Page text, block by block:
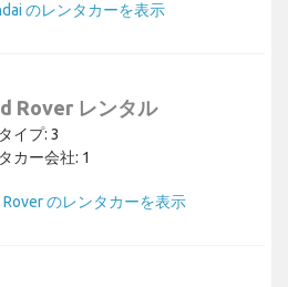
のレンタカーを表示
Rover レンタル
イプ: 3
カー会社: 1
Rover のレンタカーを表示